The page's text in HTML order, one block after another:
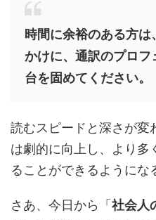
時間に余裕のある方
かけに、通訳のプロ
台を固めてください。
読むスピードと深さが
は劇的に向上し、より
ることができるようにな
さあ、今日から「社会人